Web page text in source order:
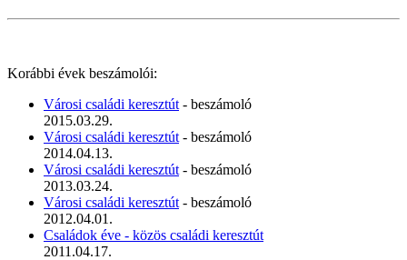
Korábbi évek beszámolói:
Városi családi keresztút - beszámoló
2015.03.29.
Városi családi keresztút - beszámoló
2014.04.13.
Városi családi keresztút - beszámoló
2013.03.24.
Városi családi keresztút - beszámoló
2012.04.01.
Családok éve - közös családi keresztút
2011.04.17.